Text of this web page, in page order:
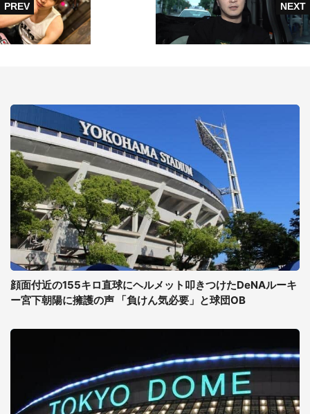
顔面付近の155キロ直球にヘルメット叩きつけたDeNAルーキ
ー宮下朝陽に擁護の声 「負けん気必要」と球団OB